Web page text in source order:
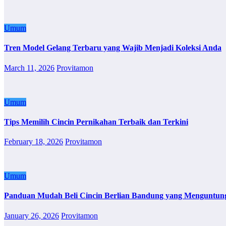
Umum
Tren Model Gelang Terbaru yang Wajib Menjadi Koleksi Anda
March 11, 2026 Provitamon
Umum
Tips Memilih Cincin Pernikahan Terbaik dan Terkini
February 18, 2026 Provitamon
Umum
Panduan Mudah Beli Cincin Berlian Bandung yang
January 26, 2026 Provitamon